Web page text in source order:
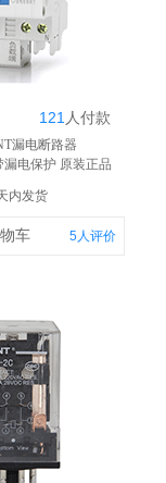
196个121 人付款
漏电断路器
漏电保护 原装正品
内发货
车 5人评价